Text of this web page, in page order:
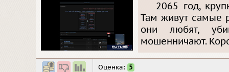
2065 год,
Там живут самые
они любят,
мошенничают.
Оценка: 5